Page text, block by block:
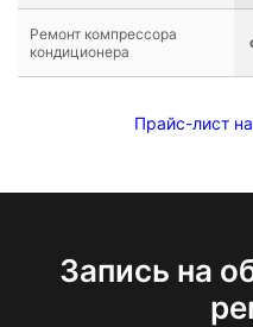
Ремонт компрессора
кондиционера
Прайс-лист
Запись на